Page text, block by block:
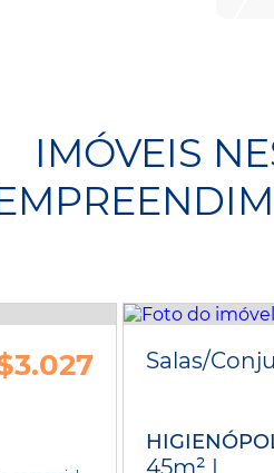
IMÓVEIS
Salas/